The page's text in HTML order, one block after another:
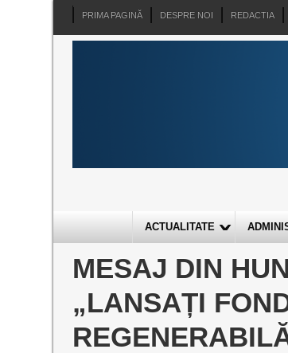
PRIMA PAGINĂ DESPRE NOI REDACTIA
ACTUALITATE
MESAJ DIN
„LANSAȚI